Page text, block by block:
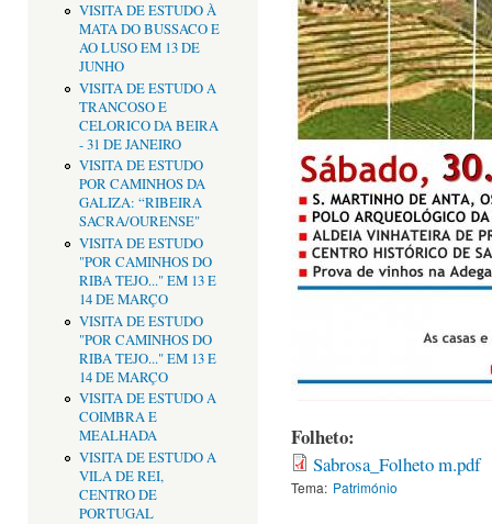
VISITA DE ESTUDO À
MATA DO BUSSACO E
AO LUSO EM 13 DE
JUNHO
VISITA DE ESTUDO A
TRANCOSO E
CELORICO DA BEIRA
- 31 DE JANEIRO
VISITA DE ESTUDO
POR CAMINHOS DA
GALIZA: “RIBEIRA
SACRA/OURENSE"
VISITA DE ESTUDO
"POR CAMINHOS DO
RIBA TEJO..." EM 13 E
14 DE MARÇO
VISITA DE ESTUDO
"POR CAMINHOS DO
RIBA TEJO..." EM 13 E
14 DE MARÇO
VISITA DE ESTUDO A
COIMBRA E
MEALHADA
VISITA DE ESTUDO A
VILA DE REI,
CENTRO DE
PORTUGAL
Folheto:
Sabrosa_Folheto m.pdf
Tema: Património